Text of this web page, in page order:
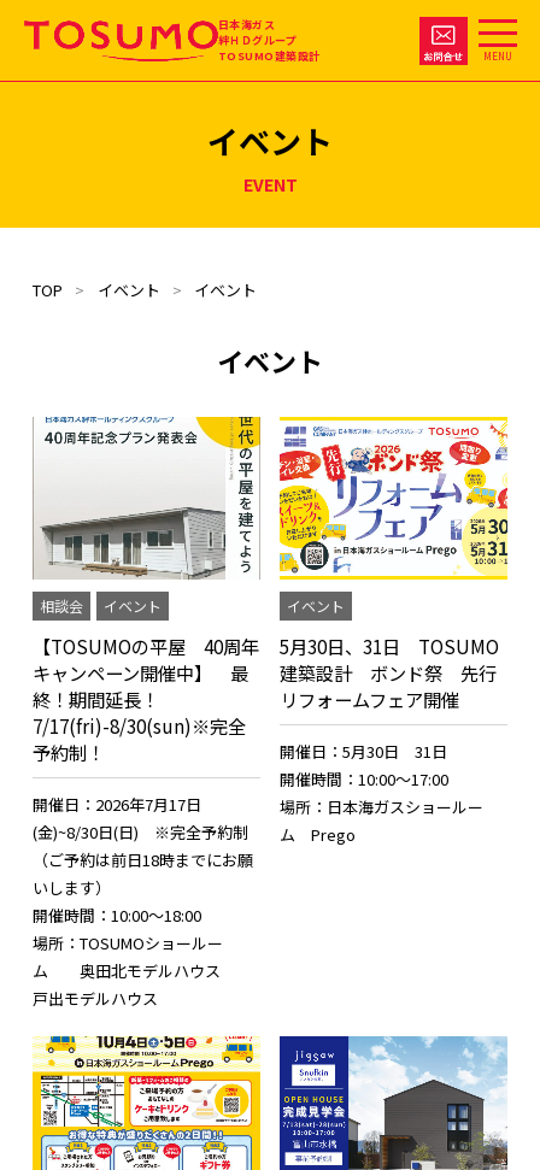
日本海ガス
絆ＨＤグループ
TOSUMO建築設計
イベント
EVENT
TOP イベント イベント
イベント
相談会 イベント
【TOSUMOの平屋 40周年
キャンペーン開催中】 最
終！期間延長！
7/17(fri)-8/30(sun)※完全
予約制！
開催日：2026年7月17日
(金)~8/30日(日) ※完全予約制
（ご予約は前日18時までにお願
いします）
開催時間：10:00～18:00
場所：TOSUMOショールー
ム 奥田北モデルハウス
戸出モデルハウス
イベント
5月30日、31日 TOSUMO
建築設計 ボンド祭 先行
リフォームフェア開催
開催日：5月30日 31日
開催時間：10:00～17:00
場所：日本海ガスショールー
ム Prego
MENU